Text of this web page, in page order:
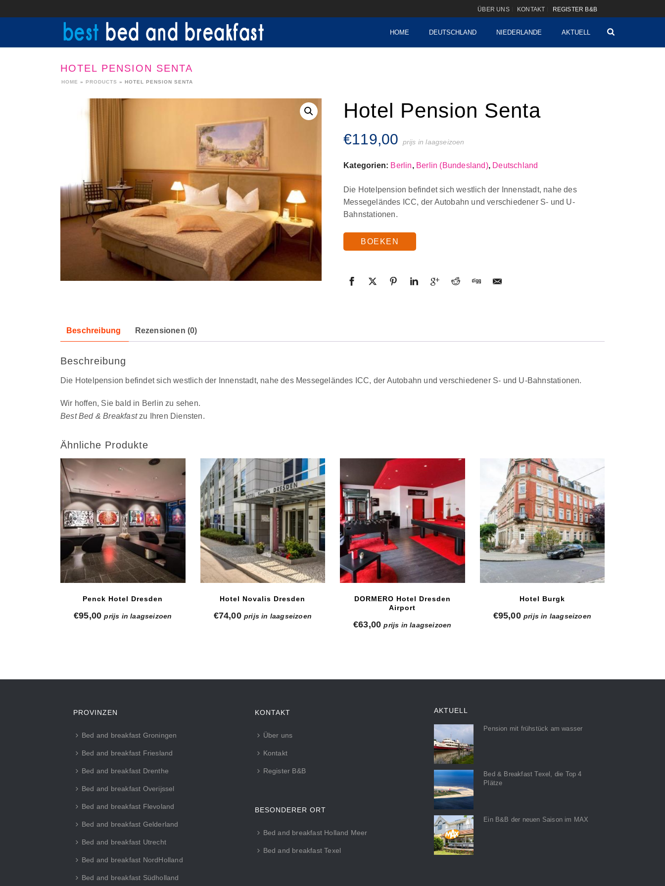
ÜBER UNS KONTAKT REGISTER B&B
HOME DEUTSCHLAND NIEDERLANDE AKTUELL
HOTEL PENSION SENTA
HOME » PRODUCTS » HOTEL PENSION SENTA
Hotel Pension Senta
€119,00 prijs in laagseizoen
Kategorien: Berlin, Berlin (Bundesland), Deutschland
Die Hotelpension befindet sich westlich der Innenstadt, nahe des
Messegeländes ICC, der Autobahn und verschiedener S- und U-
Bahnstationen.
BOEKEN
Beschreibung Rezensionen (0)
Beschreibung
Die Hotelpension befindet sich westlich der Innenstadt, nahe des Messegeländes ICC, der Autobahn und verschiedener S- und U-Bahnstationen.
Wir hoffen, Sie bald in Berlin zu sehen.
Best Bed & Breakfastzu Ihren Diensten.
Ähnliche Produkte
Penck Hotel Dresden
€95,00 prijs in laagseizoen
Hotel Novalis Dresden
€74,00 prijs in laagseizoen
DORMERO Hotel Dresden
Airport
€63,00 prijs in laagseizoen
Hotel Burgk
€95,00 prijs in laagseizoen
PROVINZEN
Bed and breakfast Groningen
Bed and breakfast Friesland
Bed and breakfast Drenthe
Bed and breakfast Overijssel
Bed and breakfast Flevoland
Bed and breakfast Gelderland
Bed and breakfast Utrecht
Bed and breakfast NordHolland
Bed and breakfast Südholland
KONTAKT
Über uns
Kontakt
Register B&B
BESONDERER ORT
Bed and breakfast Holland Meer
Bed and breakfast Texel
AKTUELL
Pension mit frühstück am wasser
Bed & Breakfast Texel, die Top 4
Plätze
Ein B&B der neuen Saison im MAX